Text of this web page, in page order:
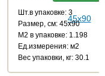
Шт.в упаковке: 3
Размер, см: 45x90
М2 в упаковке: 1.198
Ед.измерения: м2
Веc упаковки, кг: 30.1